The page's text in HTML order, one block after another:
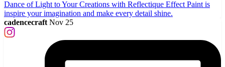
cadencecraft Nov 25